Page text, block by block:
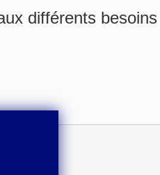
différents